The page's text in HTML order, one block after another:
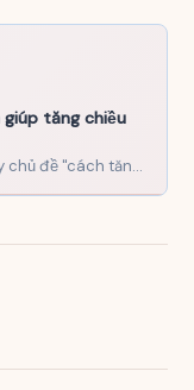
tăng chiều
Bạn có để ý không, dạo gần đây chủ đề "cách tăng chiều cao tự nhiên" bỗng trở…